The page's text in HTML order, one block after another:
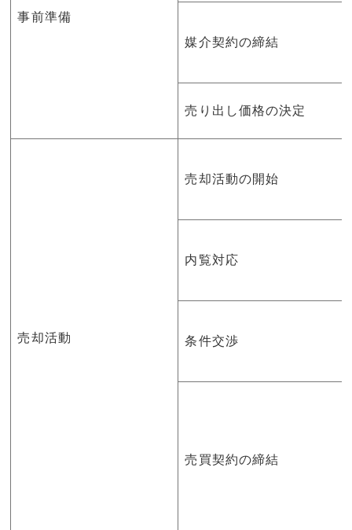
事前準備
媒介契約の締結
売り出し価格の決定
売却活動
売却活動の開始
内覧対応
条件交渉
売買契約の締結